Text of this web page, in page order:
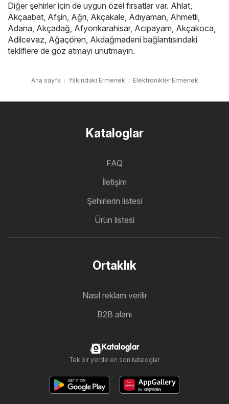
Diğer şehirler için de uygun özel fırsatlar var. Ahlat,
Akçaabat, Afşin, Ağrı, Akçakale, Adıyaman, Ahmetli,
Adana, Akçadağ, Afyonkarahisar, Acıpayam, Akçakoca,
Adilcevaz, Ağaçören, Akdağmadeni bağlantısındaki
tekliflere de göz atmayı unutmayın.
Ana sayfa Yakındaki Ermenek Elektronikler Ermenek
Kataloglar
FAQ
İletişim
Şehirlerin listesi
Ürün listesi
Ortaklık
Nasıl reklam verilir
B2B alanı
Kataloglar
Tek bir yerde en son kataloglar